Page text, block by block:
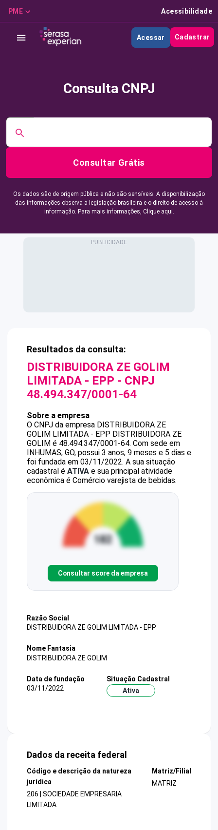
PME Acessibilidade
Acessar Cadastrar
Consulta CNPJ
Consultar Grátis
Os dados são de origem pública e não são sensíveis. A disponibilização
das informações observa a legislação brasileira e o direito de acesso à
informação. Para mais informações, Clique aqui.
Resultados da consulta:
DISTRIBUIDORA ZE GOLIM
LIMITADA - EPP - CNPJ
48.494.347/0001-64
Sobre a empresa
O CNPJ da empresa DISTRIBUIDORA ZE
GOLIM LIMITADA - EPP DISTRIBUIDORA ZE
GOLIM é 48.494.347/0001-64. Com sede em
INHUMAS, GO, possui 3 anos, 9 meses e 5 dias e
foi fundada em 03/11/2022. A sua situação
cadastral é ATIVA e sua principal atividade
econômica é Comércio varejista de bebidas.
Consultar score da empresa
Razão Social
DISTRIBUIDORA ZE GOLIM LIMITADA - EPP
Nome Fantasia
DISTRIBUIDORA ZE GOLIM
Data de fundação
03/11/2022
Situação Cadastral
Ativa
Dados da receita federal
Código e descrição da natureza
jurídica
206 | SOCIEDADE EMPRESARIA
LIMITADA
Matriz/Filial
MATRIZ